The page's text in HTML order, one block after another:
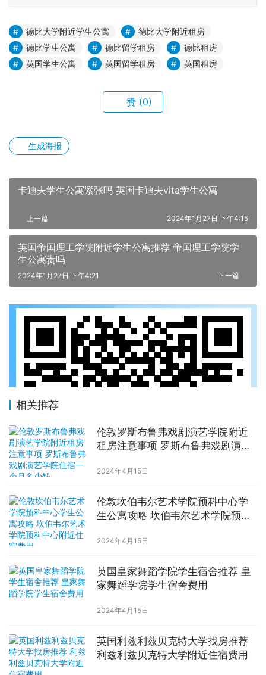
德比大学附近学生公寓
德比大学附近租房
德比学生公寓
德比留学租房
德比租房
英国学生公寓
英国留学租房 英国租房
赞 (0)
生成海报
卡迪夫学生公寓紧张吗 英国卡迪夫vita学生公寓
上一篇 2024年1月27日 下午4:15
英国帝国理工学院附近学生公寓推荐 帝国理工学院学
生公寓贵吗
下一篇
2024年1月27日 下午4:21
相关推荐
伦敦罗斯布鲁弗戏剧演艺学院附近
租房注意事项 罗斯布鲁弗戏剧演艺
2024年4月15日
伦敦坎伯韦尔艺术学院预科中心学
生公寓攻略 坎伯韦尔艺术学院预科
2024年4月15日
英国皇家舞蹈学院学生宿舍推荐 皇
家舞蹈学院学生宿舍费用
2024年4月15日
英国利兹利兹贝克特大学找房推荐
利兹利兹贝克特大学附近住宿费用